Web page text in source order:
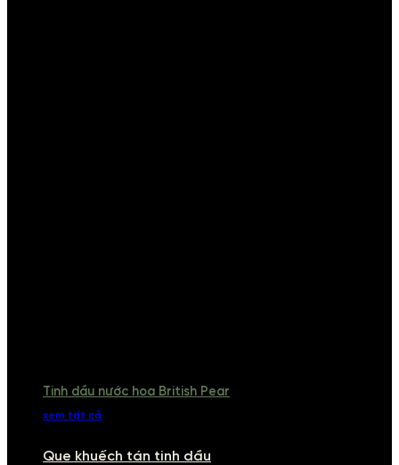
Tinh dầu nước hoa British Pear
xem tất cả
Que khuếch tán tinh dầu